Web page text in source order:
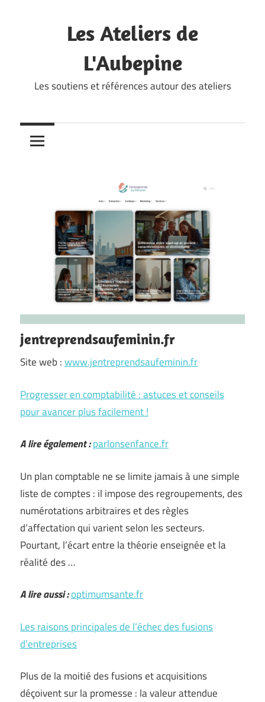
Les Ateliers de
L'Aubepine
Les soutiens et références autour des ateliers
jentreprendsaufeminin.fr
Site web :www.jentreprendsaufeminin.fr
Progresser en comptabilité : astuces et conseils
pour avancer plus facilement !
A lire également :parlonsenfance.fr
Un plan comptable ne se limite jamais à une simple
liste de comptes : il impose des regroupements, des
numérotations arbitraires et des règles
d’affectation qui varient selon les secteurs.
Pourtant, l’écart entre la théorie enseignée et la
réalité des …
A lire aussi :optimumsante.fr
Les raisons principales de l’échec des fusions
d’entreprises
Plus de la moitié des fusions et acquisitions
déçoivent sur la promesse : la valeur attendue